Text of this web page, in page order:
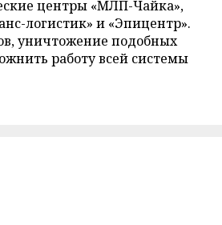
центры «МЛП-Чайка»,
логистик» и «Эпицентр».
уничтожение подобных
работу всей системы